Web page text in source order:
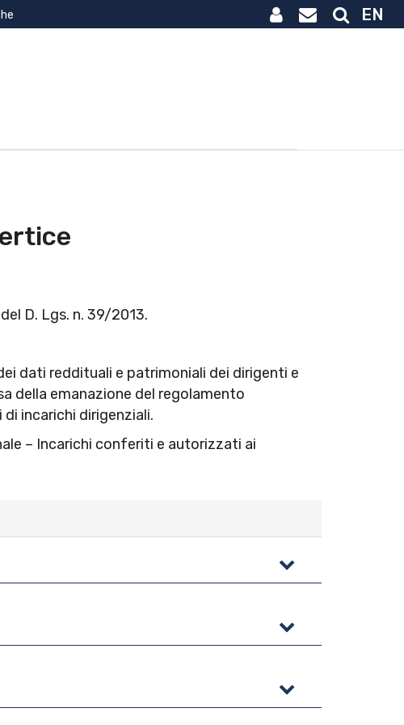
EN
D. Lgs. n. 39/2013.
dati reddituali e patrimoniali dei dirigenti e
della emanazione del regolamento
incarichi dirigenziali.
– Incarichi conferiti e autorizzati ai